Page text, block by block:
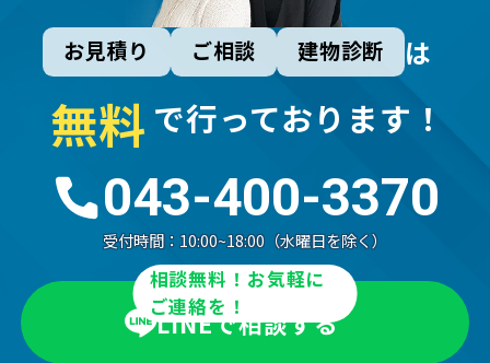
お見積り ご相談 建物診断 は
無料 で行っております！
043-400-3370
受付時間： 10:00~18:00（水曜日を除く）
相談無料！お気軽に
ご連絡を！
LINEで相談する